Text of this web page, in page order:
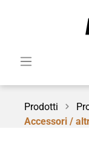
Prodotti
Accessori /